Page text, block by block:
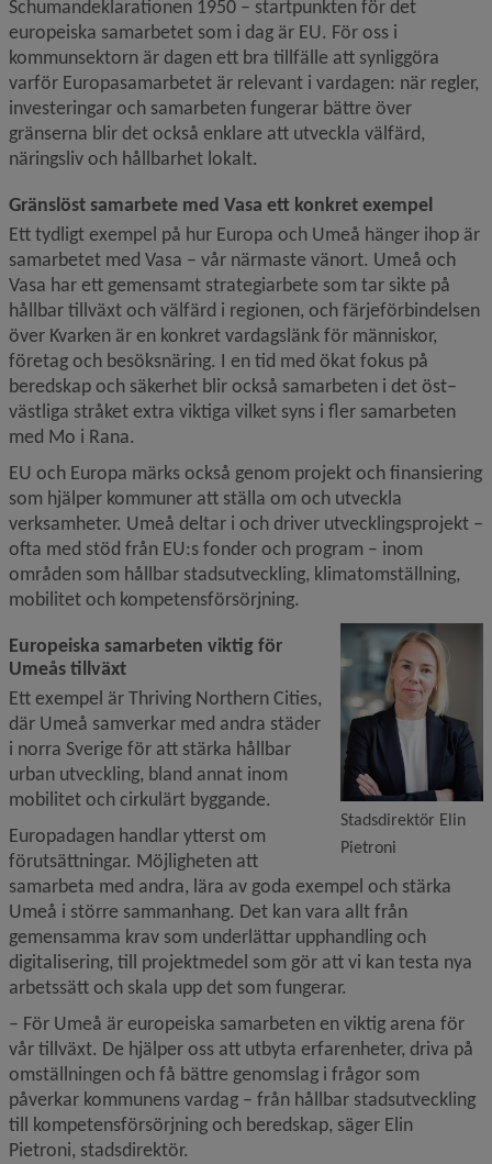
Schumandeklarationen 1950 – startpunkten för det
europeiska samarbetet som i dag är EU. För oss i
kommunsektorn är dagen ett bra tillfälle att synliggöra
varför Europasamarbetet är relevant i vardagen: när regler,
investeringar och samarbeten fungerar bättre över
gränserna blir det också enklare att utveckla välfärd,
näringsliv och hållbarhet lokalt.
Gränslöst samarbete med Vasa ett konkret exempel
Ett tydligt exempel på hur Europa och Umeå hänger ihop är
samarbetet med Vasa – vår närmaste vänort. Umeå och
Vasa har ett gemensamt strategiarbete som tar sikte på
hållbar tillväxt och välfärd i regionen, och färjeförbindelsen
över Kvarken är en konkret vardagslänk för människor,
företag och besöksnäring. I en tid med ökat fokus på
beredskap och säkerhet blir också samarbeten i det öst–
västliga stråket extra viktiga vilket syns i fler samarbeten
med Mo i Rana.
EU och Europa märks också genom projekt och finansiering
som hjälper kommuner att ställa om och utveckla
verksamheter. Umeå deltar i och driver utvecklingsprojekt –
ofta med stöd från EU:s fonder och program – inom
områden som hållbar stadsutveckling, klimatomställning,
mobilitet och kompetensförsörjning.
Stadsdirektör Elin
Pietroni
Europeiska samarbeten viktig för
Umeås tillväxt
Ett exempel är Thriving Northern Cities,
där Umeå samverkar med andra städer
i norra Sverige för att stärka hållbar
urban utveckling, bland annat inom
mobilitet och cirkulärt byggande.
Europadagen handlar ytterst om
förutsättningar. Möjligheten att
samarbeta med andra, lära av goda exempel och stärka
Umeå i större sammanhang. Det kan vara allt från
gemensamma krav som underlättar upphandling och
digitalisering, till projektmedel som gör att vi kan testa nya
arbetssätt och skala upp det som fungerar.
– För Umeå är europeiska samarbeten en viktig arena för
vår tillväxt. De hjälper oss att utbyta erfarenheter, driva på
omställningen och få bättre genomslag i frågor som
påverkar kommunens vardag – från hållbar stadsutveckling
till kompetensförsörjning och beredskap, säger Elin
Pietroni, stadsdirektör.